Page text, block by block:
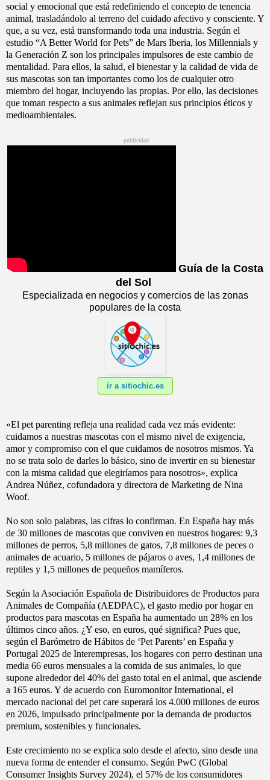
social y emocional que está redefiniendo el concepto de tenencia
animal, trasladándolo al terreno del cuidado afectivo y consciente. Y
que, a su vez, está transformando toda una industria. Según el
estudio “A Better World for Pets” de Mars Iberia, los Millennials y
la Generación Z son los principales impulsores de este cambio de
mentalidad. Para ellos, la salud, el bienestar y la calidad de vida de
sus mascotas son tan importantes como los de cualquier otro
miembro del hogar, incluyendo las propias. Por ello, las decisiones
que toman respecto a sus animales reflejan sus principios éticos y
medioambientales.
publicidad
Guía de la Costa
del Sol
Especializada en negocios y comercios de las zonas
populares de la costa
ir a sitiochic.es
«El pet parenting refleja una realidad cada vez más evidente:
cuidamos a nuestras mascotas con el mismo nivel de exigencia,
amor y compromiso con el que cuidamos de nosotros mismos. Ya
no se trata solo de darles lo básico, sino de invertir en su bienestar
con la misma calidad que elegiríamos para nosotros», explica
Andrea Núñez, cofundadora y directora de Marketing de Nina
Woof.
No son solo palabras, las cifras lo confirman. En España hay más
de 30 millones de mascotas que conviven en nuestros hogares: 9,3
millones de perros, 5,8 millones de gatos, 7,8 millones de peces o
animales de acuario, 5 millones de pájaros o aves, 1,4 millones de
reptiles y 1,5 millones de pequeños mamíferos.
Según la Asociación Española de Distribuidores de Productos para
Animales de Compañía (AEDPAC), el gasto medio por hogar en
productos para mascotas en España ha aumentado un 28% en los
últimos cinco años. ¿Y eso, en euros, qué significa? Pues que,
según el Barómetro de Hábitos de ‘Pet Parents’ en España y
Portugal 2025 de Interempresas, los hogares con perro destinan una
media 66 euros mensuales a la comida de sus animales, lo que
supone alrededor del 40% del gasto total en el animal, que asciende
a 165 euros. Y de acuerdo con Euromonitor International, el
mercado nacional del pet care superará los 4.000 millones de euros
en 2026, impulsado principalmente por la demanda de productos
premium, sostenibles y funcionales.
Este crecimiento no se explica solo desde el afecto, sino desde una
nueva forma de entender el consumo. Según PwC (Global
Consumer Insights Survey 2024), el 57% de los consumidores